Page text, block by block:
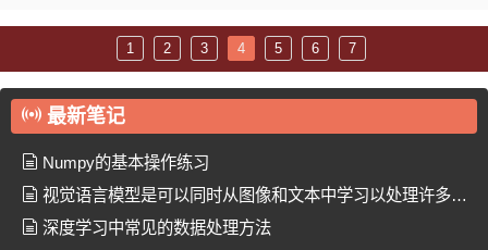
1 2 3 4 5 6 7
最新笔记
Numpy的基本操作练习
视觉语言模型是可以同时从图像和文本中学习以处理许多任
务的模型
深度学习中常见的数据处理方法